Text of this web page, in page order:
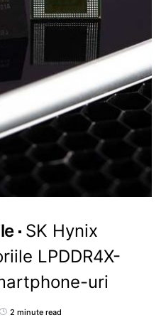
SK Hynix
LPDDR4X-
uri
2 minute read